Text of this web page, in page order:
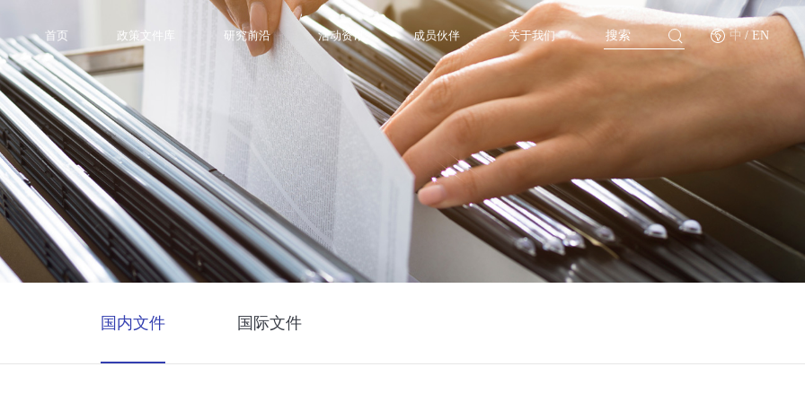
首页 政策文件库 研究前沿 活动资讯 成员伙伴 关于我们 中 / EN
国内文件 国际文件